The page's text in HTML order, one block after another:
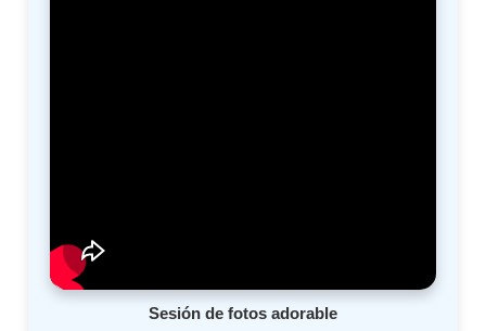
Sesión de fotos adorable